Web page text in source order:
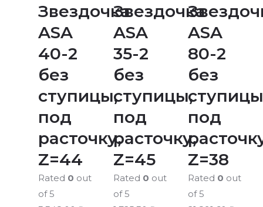
Звездочка
ASA
40-2
без
ступицы,
под
расточку,
Z=44
Rated 0 out
of 5
Звездочка
ASA
35-2
без
ступицы,
под
расточку,
Z=45
Rated 0 out
of 5
ASA
80-2
без
под
Z=38
Rated 0 out
of 5